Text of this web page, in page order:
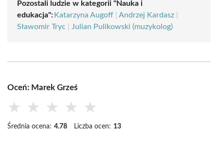
Pozostali ludzie w kategorii "Nauka i
edukacja": Katarzyna Augoff Andrzej Kardasz
Sławomir Tryc
Julian Pulikowski (muzykolog)
Oceń: Marek Grześ
★ ★ ★ ★ ★
Średnia ocena: 4.78 Liczba ocen: 13